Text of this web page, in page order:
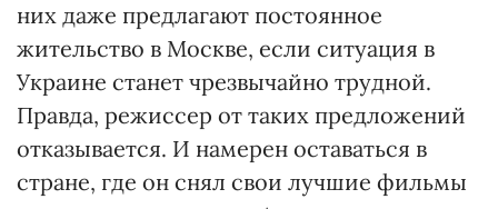
них даже предлагают постоянное
жительство в Москве, если ситуация в
Украине станет чрезвычайно трудной.
Правда, режиссер от таких предложений
отказывается. И намерен оставаться в
стране, где он снял свои лучшие фильмы